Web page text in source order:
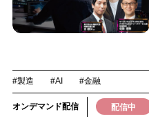
#製造 #AI #金融
オンデマンド配信 配信中